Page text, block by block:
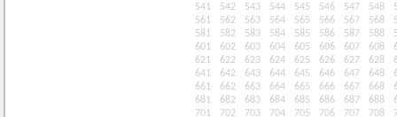
541
542 543 544 545 546 547 548
561
562 563 564 565 566 567 568
581
582 583 584 585 586 587 588
601
602 603 604 605 606 607 608
621
622 623 624 625 626 627 628
641
642 643 644 645 646 647 648
661
662 663 664 665 666 667 668
681
682 683 684 685 686 687 688
701
702 703 704 705 706 707 708